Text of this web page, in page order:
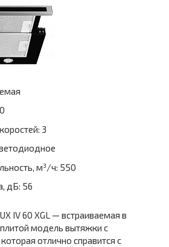
3
м³/ч: 550
дБ: 56
IV 60 XGL — встраиваемая в
модель вытяжки с
отлично справится с